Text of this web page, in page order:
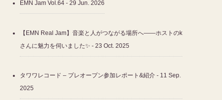
EMN Jam Vol.64 - 29 Jun. 2026
【EMN Real Jam】音楽と人がつながる場所へ――ホストのk
さんに魅力を伺いました✨ - 23 Oct. 2025
タワワレコード – プレオープン参加レポート&紹介 - 11 Sep.
2025